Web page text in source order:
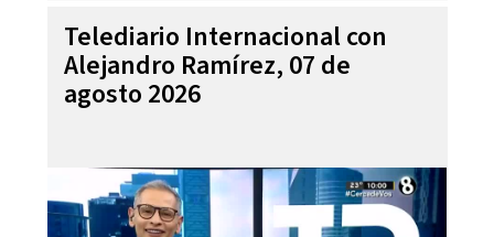
Telediario Internacional con
Alejandro Ramírez, 07 de
agosto 2026